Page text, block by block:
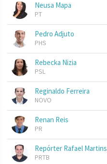
Neusa Mapa
PT
Pedro Adjuto
PHS
Rebecka Nizia
PSL
Reginaldo Ferreira
NOVO
Renan Reis
PR
Repórter Rafael Martins
PRTB